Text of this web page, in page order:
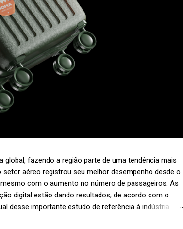
global, fazendo a região parte de uma tendência mais
aéreo registrou seu melhor desempenho desde o
com o aumento no número de passageiros. As
digital estão dando resultados, de acordo com o
desse importante estudo de referência à indústria. (©